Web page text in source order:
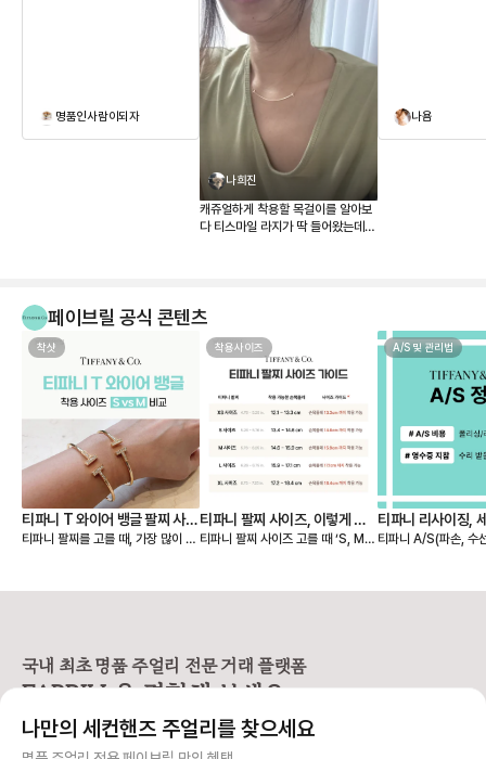
명품인사람이되자
나희진
캐쥬얼하게 착용할 목걸이를 알아보
다 티스마일 라지가 딱 들어왔는데
나욤
페이브릴 공식 콘텐츠
착샷
티파니 T 와이어 뱅글 팔찌 사이
즈 S, M 실착 후기
티파니 팔찌를 고를 때, 가장 많이 고
차이가 미묘해 보여도, 직접 착용해
용감과 차이를 정리해봤어요. 📏 티
파니 팔찌 사이즈 기준 (손목 둘레 기
→ 손목 둘레 14.6~15.9cm (약 1
착용사이즈
티파니 팔찌 사이즈, 이렇게 고
르세요 💙
티파니 팔찌 사이즈 고를 때 ‘S, M,
드라 사이즈를 S, M, L 등으로 표기
럽/한국 기준으로 정리해드릴게요.
📏 티파니 팔찌, 손목 둘레 기준으로
6~15.9cm 에 맞아요. ✋ 실착 예
A/S 및 관리법
티파니 리사이징,
티파니 A/S(파손, 수
❶구매 증빙용 영수
국내 최초 명품 주얼리 전문 거래 플랫폼
FABRILL을 경험해 보세요.
사기 걱정 없는 안전 결제
나만의 세컨핸즈 주얼리를 찾으세요